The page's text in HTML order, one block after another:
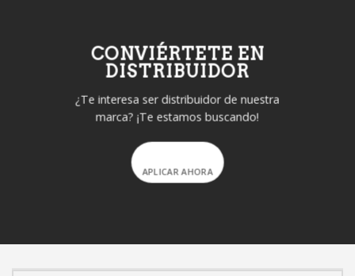
CONVIÉRTETE EN
DISTRIBUIDOR
¿Te interesa ser distribuidor de nuestra
marca? ¡Te estamos buscando!
APLICAR AHORA